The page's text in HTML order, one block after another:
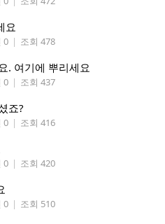
요
0 | 조회 478
. 여기에 뿌리세요
0 | 조회 437
죠?
0 | 조회 416
0 | 조회 420
0 | 조회 510